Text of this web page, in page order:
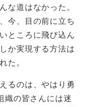
な道はなかった。
今、目の前に立ち
ところに飛び込ん
か実現する方法は
た。
るのは、やはり勇
織の皆さんには迷